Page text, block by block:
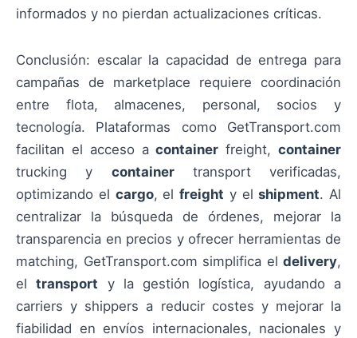
informados y no pierdan actualizaciones críticas.
Conclusión: escalar la capacidad de entrega para
campañas de marketplace requiere coordinación
entre flota, almacenes, personal, socios y
tecnología. Plataformas como GetTransport.com
facilitan el acceso acontainer freight,container
trucking y containertransport verificadas,
optimizando el cargo, el freight y elshipment. Al
centralizar la búsqueda de órdenes, mejorar la
transparencia en precios y ofrecer herramientas de
matching, GetTransport.com simplifica el delivery,
eltransport y la gestión logística, ayudando a
carriers y shippers a reducir costes y mejorar la
fiabilidad en envíos internacionales, nacionales y